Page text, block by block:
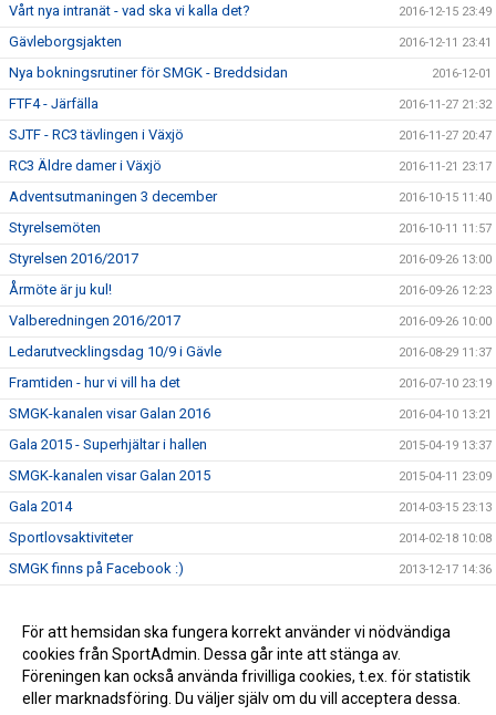
Vårt nya intranät - vad ska vi kalla det? 2016-12-15 23:49
Gävleborgsjakten 2016-12-11 23:41
Nya bokningsrutiner för SMGK - Breddsidan 2016-12-01
FTF4 - Järfälla 2016-11-27 21:32
SJTF - RC3 tävlingen i Växjö 2016-11-27 20:47
RC3 Äldre damer i Växjö 2016-11-21 23:17
Adventsutmaningen 3 december 2016-10-15 11:40
Styrelsemöten 2016-10-11 11:57
Styrelsen 2016/2017 2016-09-26 13:00
Årmöte är ju kul! 2016-09-26 12:23
Valberedningen 2016/2017 2016-09-26 10:00
Ledarutvecklingsdag 10/9 i Gävle 2016-08-29 11:37
Framtiden - hur vi vill ha det 2016-07-10 23:19
SMGK-kanalen visar Galan 2016 2016-04-10 13:21
Gala 2015 - Superhjältar i hallen 2015-04-19 13:37
SMGK-kanalen visar Galan 2015 2015-04-11 23:09
Gala 2014 2014-03-15 23:13
Sportlovsaktiviteter 2014-02-18 10:08
SMGK finns på Facebook :) 2013-12-17 14:36
Motionsgymnastik 2013-12-17 14:35
Årsmöte 2013 2013-12-17 14:33
För att hemsidan ska fungera korrekt använder vi nödvändiga
cookies från SportAdmin. Dessa går inte att stänga av.
Föreningen kan också använda frivilliga cookies, t.ex. för statistik
eller marknadsföring. Du väljer själv om du vill acceptera dessa.